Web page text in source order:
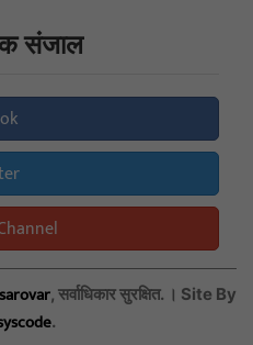
संजाल
, सर्वाधिकार सुरक्षित. । Site By
.